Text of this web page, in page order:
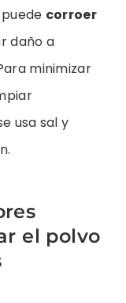
corroer
daño a
minimizar
usa sal y
el polvo